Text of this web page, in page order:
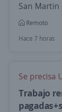
San Martin
Remoto
Hace 7 horas
Se precisa
Trabajo